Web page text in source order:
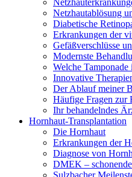
Netzhautablösung
Diabetische
Erkrankungen der
Gefäßverschlüsse
Modernste
Welche Tamponade
Innovative
Der Ablauf meiner
Häufige Fragen zur
Ihr behandelndes
Hornhaut-Transplantation
Die Hornhaut
Erkrankungen der
Diagnose von
DMEK –